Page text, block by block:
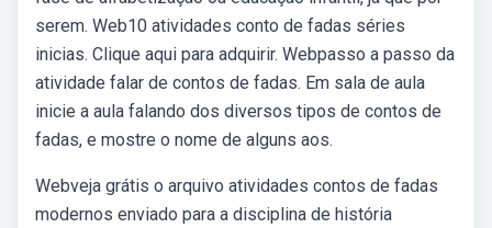
serem. Web10 atividades conto de fadas séries
inicias. Clique aqui para adquirir. Webpasso a passo da
atividade falar de contos de fadas. Em sala de aula
inicie a aula falando dos diversos tipos de contos de
fadas, e mostre o nome de alguns aos.
Webveja grátis o arquivo atividades contos de fadas
modernos enviado para a disciplina de história